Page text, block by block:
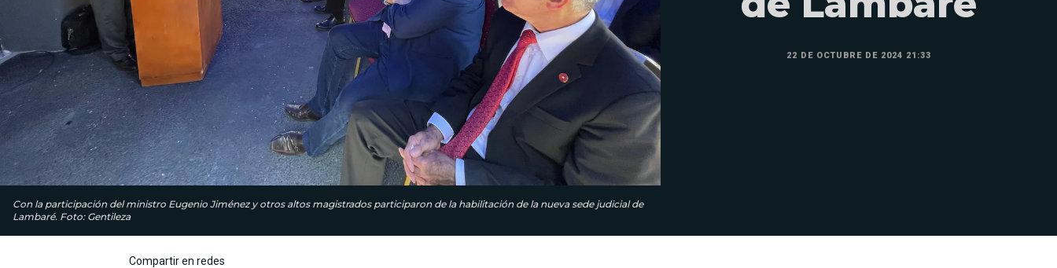
Con la participación del ministro Eugenio Jiménez y otros altos magistrados participaron de la habilitación de la nueva sede judicial de
Lambaré. Foto: Gentileza
22 DE OCTUBRE DE 2024 21:33
Compartir en redes